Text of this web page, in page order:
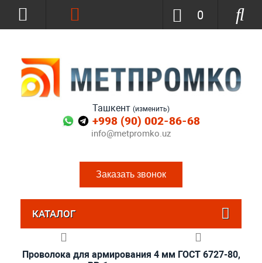
Ташкент (изменить)
+998 (90) 002-86-68
info@metpromko.uz
Заказать звонок
0
КАТАЛОГ
Проволока для армирования 4 мм ГОСТ 6727-80,